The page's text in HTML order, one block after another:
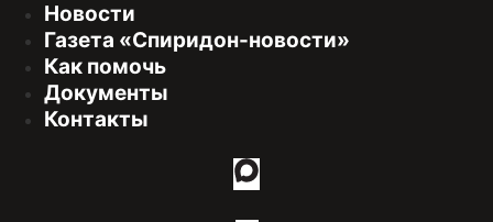
Новости
Газета «Спиридон-новости»
Как помочь
Документы
Контакты